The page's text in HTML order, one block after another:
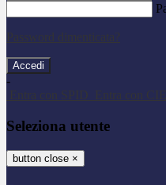
Password dimenticata?
-
Entra con SPID
Entra con CIE
Seleziona utente
button close ×